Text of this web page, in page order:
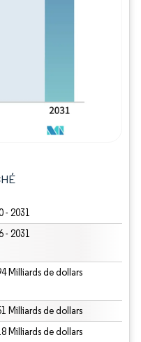
- 2031
- 2031
Milliards de dollars
Milliards de dollars
Milliards de dollars